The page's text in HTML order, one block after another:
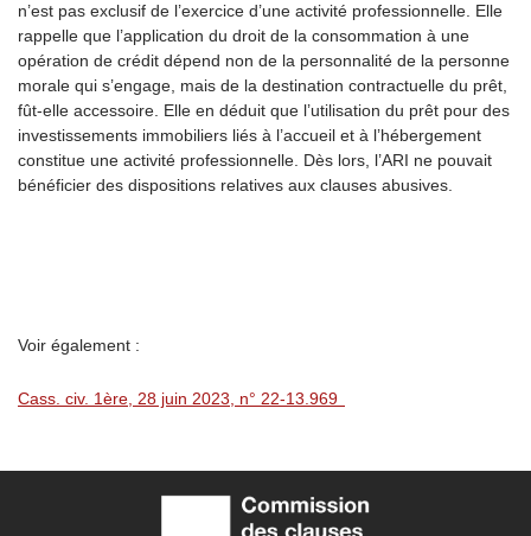
n’est pas exclusif de l’exercice d’une activité professionnelle. Elle
rappelle que l’application du droit de la consommation à une
opération de crédit dépend non de la personnalité de la personne
morale qui s’engage, mais de la destination contractuelle du prêt,
fût-elle accessoire. Elle en déduit que l’utilisation du prêt pour des
investissements immobiliers liés à l’accueil et à l’hébergement
constitue une activité professionnelle. Dès lors, l’ARI ne pouvait
bénéficier des dispositions relatives aux clauses abusives.
Voir également :
Cass. civ. 1ère, 28 juin 2023, n° 22-13.969